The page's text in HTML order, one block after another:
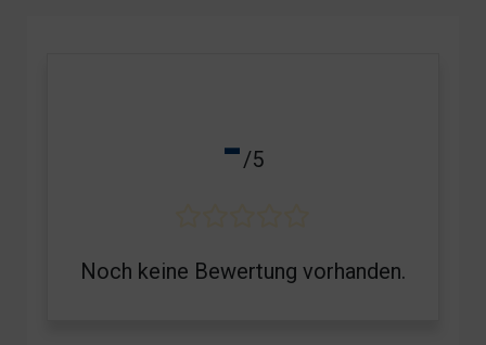
-/5
Noch keine Bewertung vorhanden.